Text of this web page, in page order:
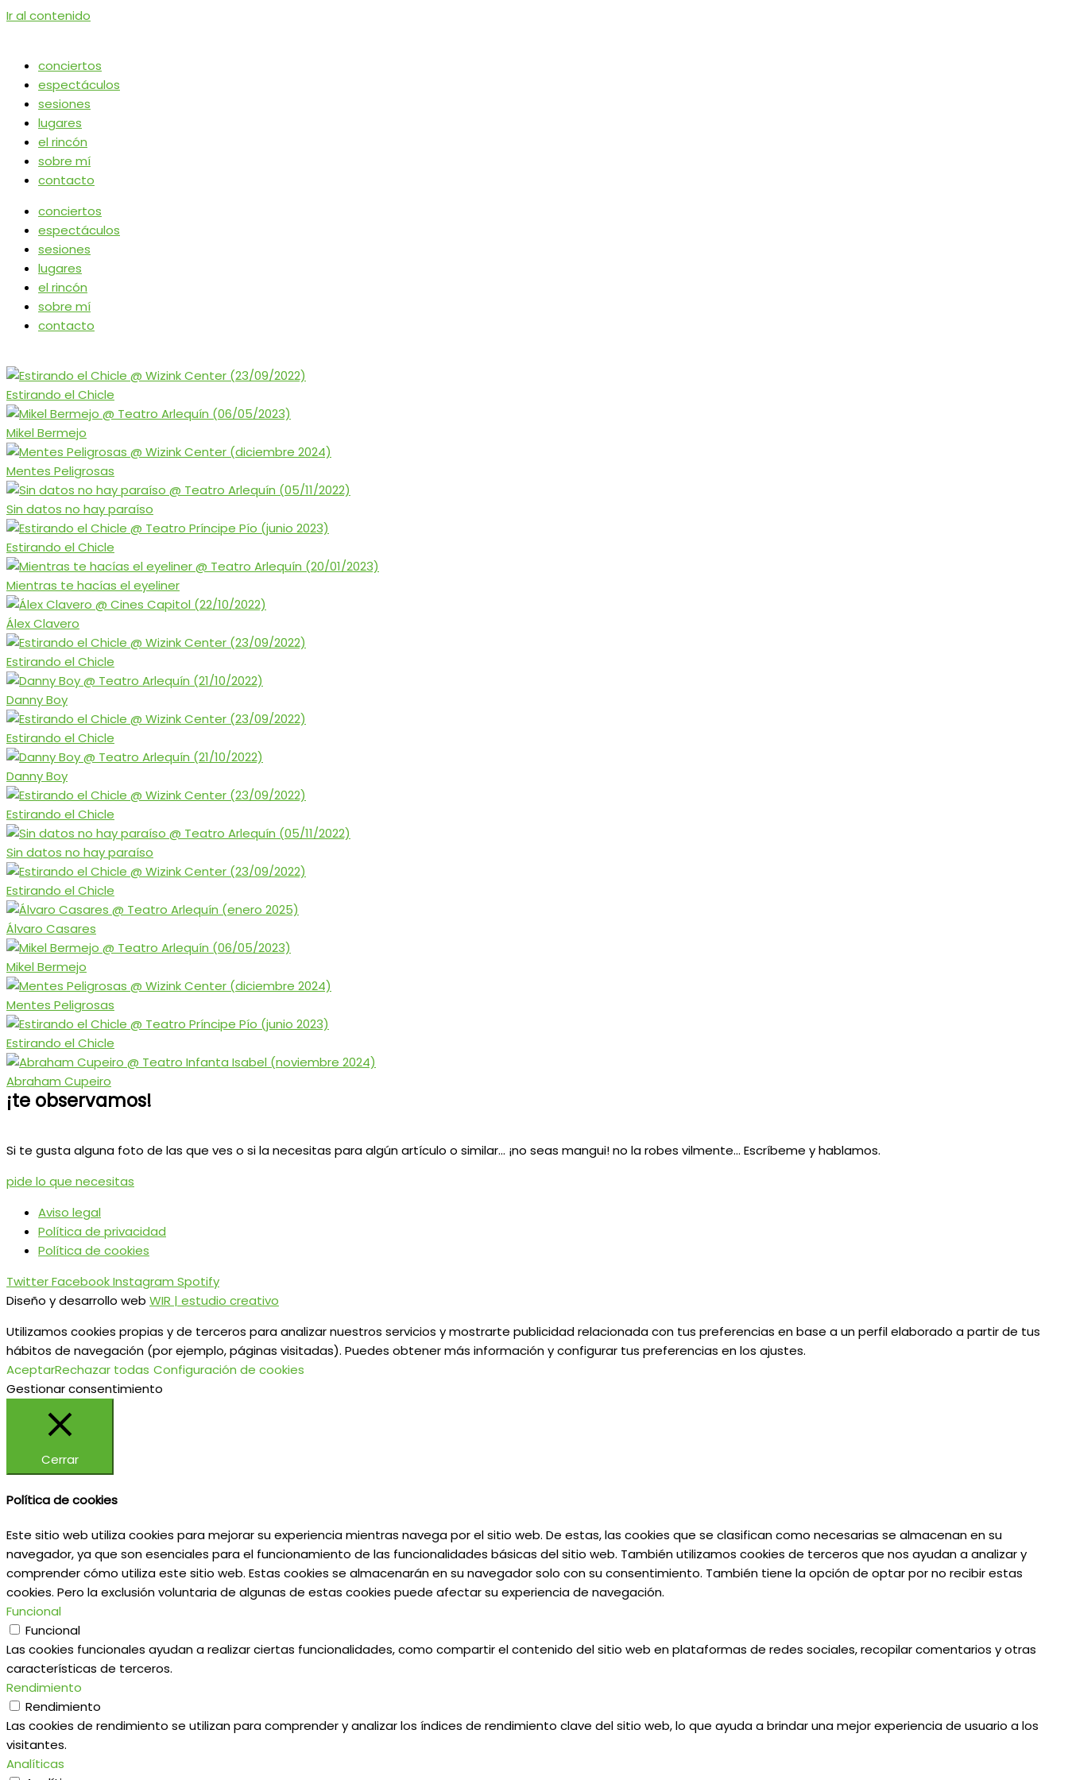
Ir al contenido
conciertos
espectáculos
sesiones
lugares
el rincón
sobre mí
contacto
conciertos
espectáculos
sesiones
lugares
el rincón
sobre mí
contacto
Estirando el Chicle
Mikel Bermejo
Mentes Peligrosas
Sin datos no hay paraíso
Estirando el Chicle
Mientras te hacías el eyeliner
Álex Clavero
Estirando el Chicle
Danny Boy
Estirando el Chicle
Danny Boy
Estirando el Chicle
Sin datos no hay paraíso
Estirando el Chicle
Álvaro Casares
Mikel Bermejo
Mentes Peligrosas
Estirando el Chicle
Abraham Cupeiro
¡te observamos!
Si te gusta alguna foto de las que ves o si la necesitas para algún artículo o similar… ¡no seas mangui! no la robes vilmente… Escríbeme y hablamos.
pide lo que necesitas
Aviso legal
Política de privacidad
Política de cookies
TwitterFacebookInstagram Spotify
Diseño y desarrollo web WIR | estudio creativo
Utilizamos cookies propias y de terceros para analizar nuestros servicios y mostrarte publicidad relacionada con tus preferencias en base a un perfil elaborado a partir de tus
hábitos de navegación (por ejemplo, páginas visitadas). Puedes obtener más información y configurar tus preferencias en los ajustes.
AceptarRechazar todas Configuración de cookies
Gestionar consentimiento
Cerrar
Política de cookies
Este sitio web utiliza cookies para mejorar su experiencia mientras navega por el sitio web. De estas, las cookies que se clasifican como necesarias se almacenan en su
navegador, ya que son esenciales para el funcionamiento de las funcionalidades básicas del sitio web. También utilizamos cookies de terceros que nos ayudan a analizar y
comprender cómo utiliza este sitio web. Estas cookies se almacenarán en su navegador solo con su consentimiento. También tiene la opción de optar por no recibir estas
cookies. Pero la exclusión voluntaria de algunas de estas cookies puede afectar su experiencia de navegación.
Funcional
Funcional
Las cookies funcionales ayudan a realizar ciertas funcionalidades, como compartir el contenido del sitio web en plataformas de redes sociales, recopilar comentarios y otras
características de terceros.
Rendimiento
Rendimiento
Las cookies de rendimiento se utilizan para comprender y analizar los índices de rendimiento clave del sitio web, lo que ayuda a brindar una mejor experiencia de usuario a los
visitantes.
Analíticas